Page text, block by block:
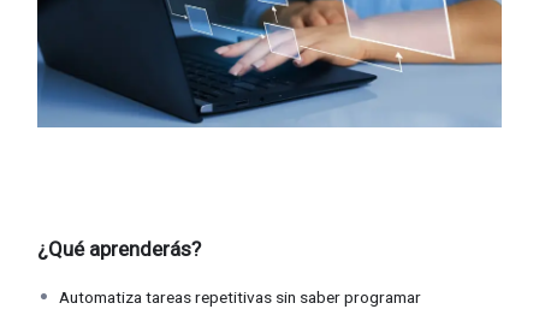
¿Qué aprenderás?
Automatiza tareas repetitivas sin saber programar